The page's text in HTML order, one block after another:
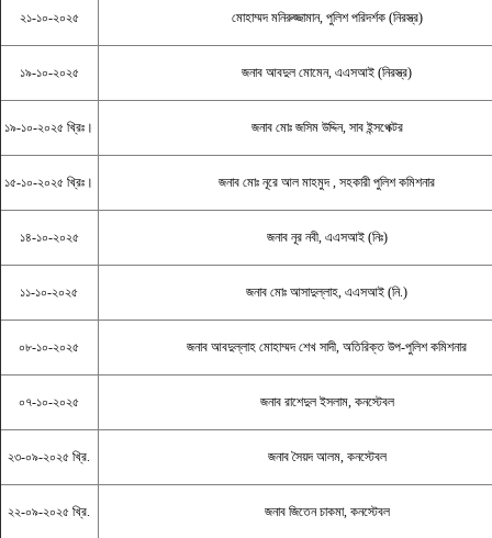
২১-১০-২০২৫ মোহাম্মদ মনিরুজ্জামান, পুলিশ পরিদর্শক (নিরস্ত্র)
১৯-১০-২০২৫ জনাব আবদুল মোমেন, এএসআই (নিরস্ত্র)
১৯-১০-২০২৫ খ্রিঃ। জনাব মোঃ জসিম উদ্দিন, সাব ইন্সপেক্টর
১৫-১০-২০২৫ খ্রিঃ। জনাব মোঃ নূরে আল মাহমুদ , সহকারী পুলিশ কমিশনার
১৪-১০-২০২৫ জনাব নূর নবী, এএসআই (নিঃ)
১১-১০-২০২৫ জনাব মোঃ আসাদুল্লাহ, এএসআই (নি.)
০৮-১০-২০২৫ জনাব আবদুল্লাহ মোহাম্মদ শেখ সাদী, অতিরিক্ত উপ-পুলিশ কমিশনার
০৭-১০-২০২৫ জনাব রাশেদুল ইসলাম, কনস্টেবল
২৩-০৯-২০২৫ খ্রি. জনাব সৈয়দ আলম, কনস্টেবল
২২-০৯-২০২৫ খ্রি. জনাব জিতেন চাকমা, কনস্টেবল